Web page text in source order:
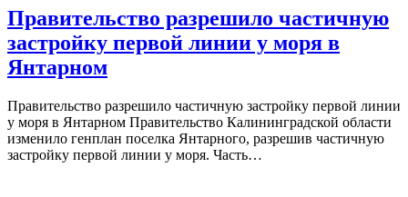
Правительство разрешило частичную
застройку первой линии у моря в
Янтарном
Правительство разрешило частичную застройку первой линии
у моря в Янтарном Правительство Калининградской области
изменило генплан поселка Янтарного, разрешив частичную
застройку первой линии у моря. Часть…